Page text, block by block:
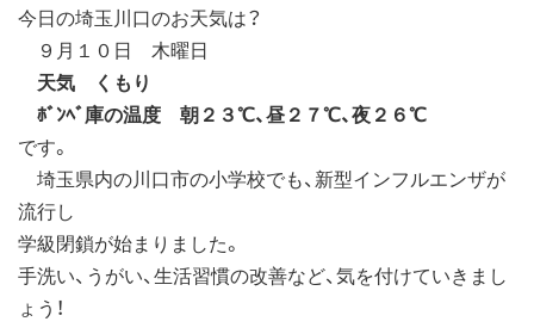
今日の埼玉川口のお天気は？
９月１０日 木曜日
天気 くもり
ﾎﾞﾝﾍﾞ庫の温度 朝２３℃、昼２７℃、夜２６℃
です。
埼玉県内の川口市の小学校でも、新型インフルエンザが
流行し
学級閉鎖が始まりました。
手洗い、うがい、生活習慣の改善など、気を付けていきまし
ょう！